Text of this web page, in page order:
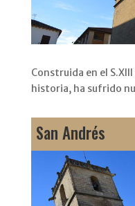
Construida en el
historia, ha sufrido
San Andrés